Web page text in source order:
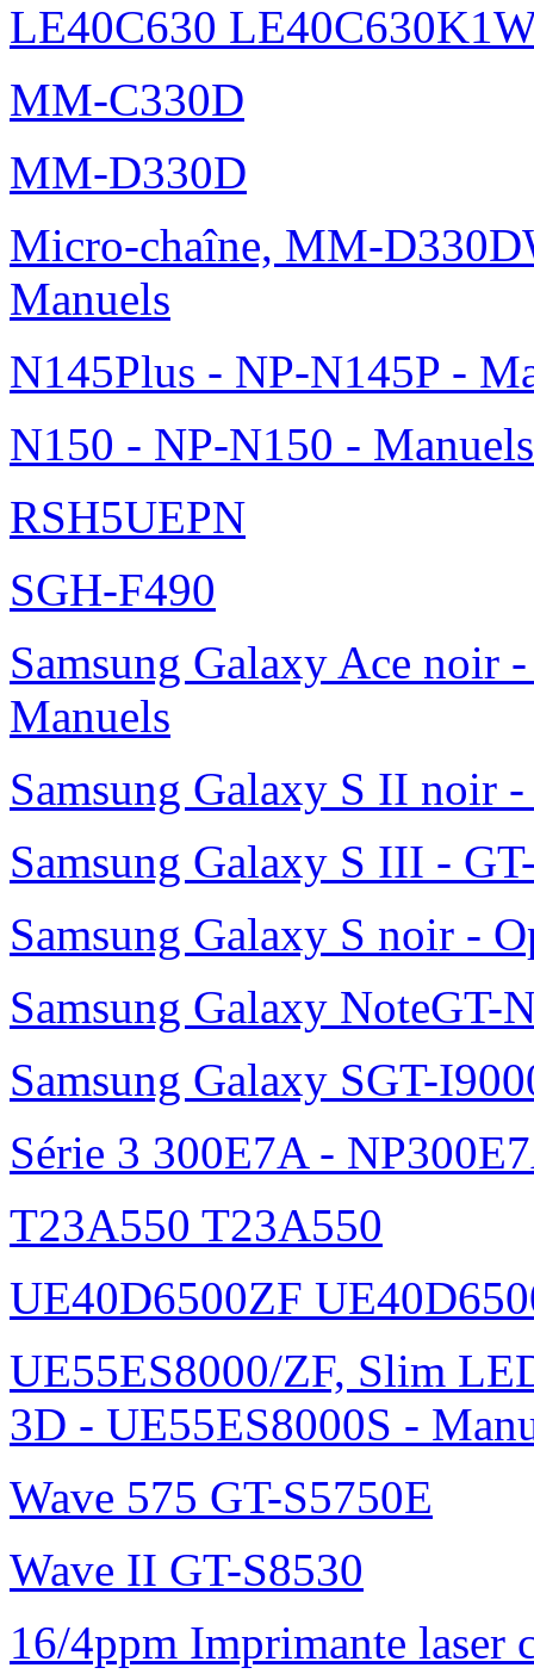
LE40C630
MM-C330D
MM-D330D
Micro-chaîne, MM-
Manuels
N145Plus - NP-N145P -
N150 - NP-N150 - Manuels
RSH5UEPN
SGH-F490
Samsung Galaxy Ace noir
Manuels
Samsung Galaxy S II noir
Samsung Galaxy S III -
Samsung Galaxy S noir -
Samsung Galaxy NoteGT-
Samsung Galaxy SGT-
Série 3 300E7A -
T23A550 T23A550
UE40D6500ZF
UE55ES8000/ZF, Slim
3D - UE55ES8000S -
Wave 575 GT-S5750E
Wave II GT-S8530
16/4ppm Imprimante laser